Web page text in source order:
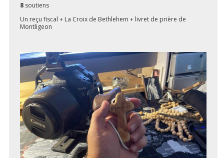
8 soutiens
Un reçu fiscal + La Croix de Bethlehem + livret de prière de
Montligeon